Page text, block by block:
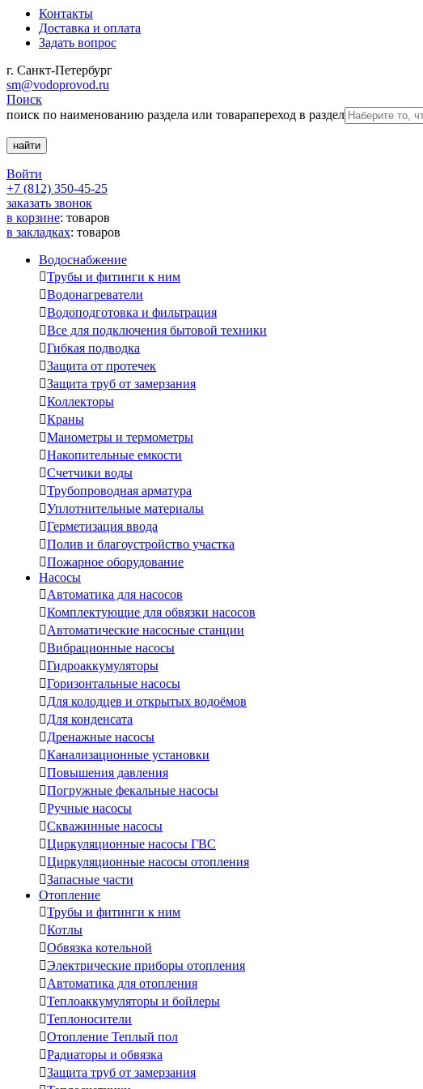
Контакты
Доставка и оплата
Задать вопрос
г. Санкт-Петербург
sm@vodoprovod.ru
Поиск
поиск по наименованию раздела или товарапереход в раздел
Войти
+7 (812) 350-45-25
заказать звонок
в корзине: товаров
в закладках: товаров
Водоснабжение
Трубы и фитинги к ним
Водонагреватели
Водоподготовка и фильтрация
Все для подключения бытовой техники
Гибкая подводка
Защита от протечек
Защита труб от замерзания
Коллекторы
Краны
Манометры и термометры
Накопительные емкости
Счетчики воды
Трубопроводная арматура
Уплотнительные материалы
Герметизация ввода
Полив и благоустройство участка
Пожарное оборудование
Насосы
Автоматика для насосов
Комплектующие для обвязки насосов
Автоматические насосные станции
Вибрационные насосы
Гидроаккумуляторы
Горизонтальные насосы
Для колодцев и открытых водоёмов
Для конденсата
Дренажные насосы
Канализационные установки
Повышения давления
Погружные фекальные насосы
Ручные насосы
Скважинные насосы
Циркуляционные насосы ГВС
Циркуляционные насосы отопления
Запасные части
Отопление
Трубы и фитинги к ним
Котлы
Обвязка котельной
Электрические приборы отопления
Автоматика для отопления
Теплоаккумуляторы и бойлеры
Теплоносители
Отопление Теплый пол
Радиаторы и обвязка
Защита труб от замерзания